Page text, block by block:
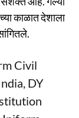
काळात देशाला
Civil
DY